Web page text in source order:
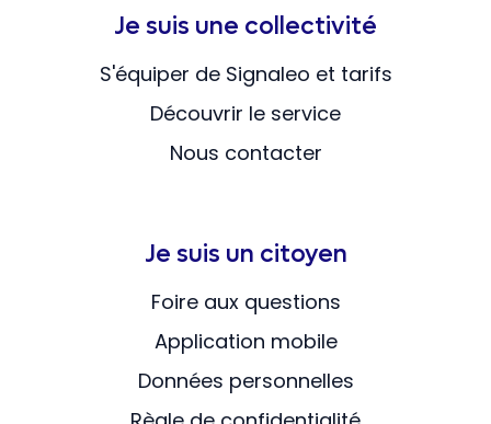
Je suis une collectivité
S'équiper de Signaleo et tarifs
Découvrir le service
Nous contacter
Je suis un citoyen
Foire aux questions
Application mobile
Données personnelles